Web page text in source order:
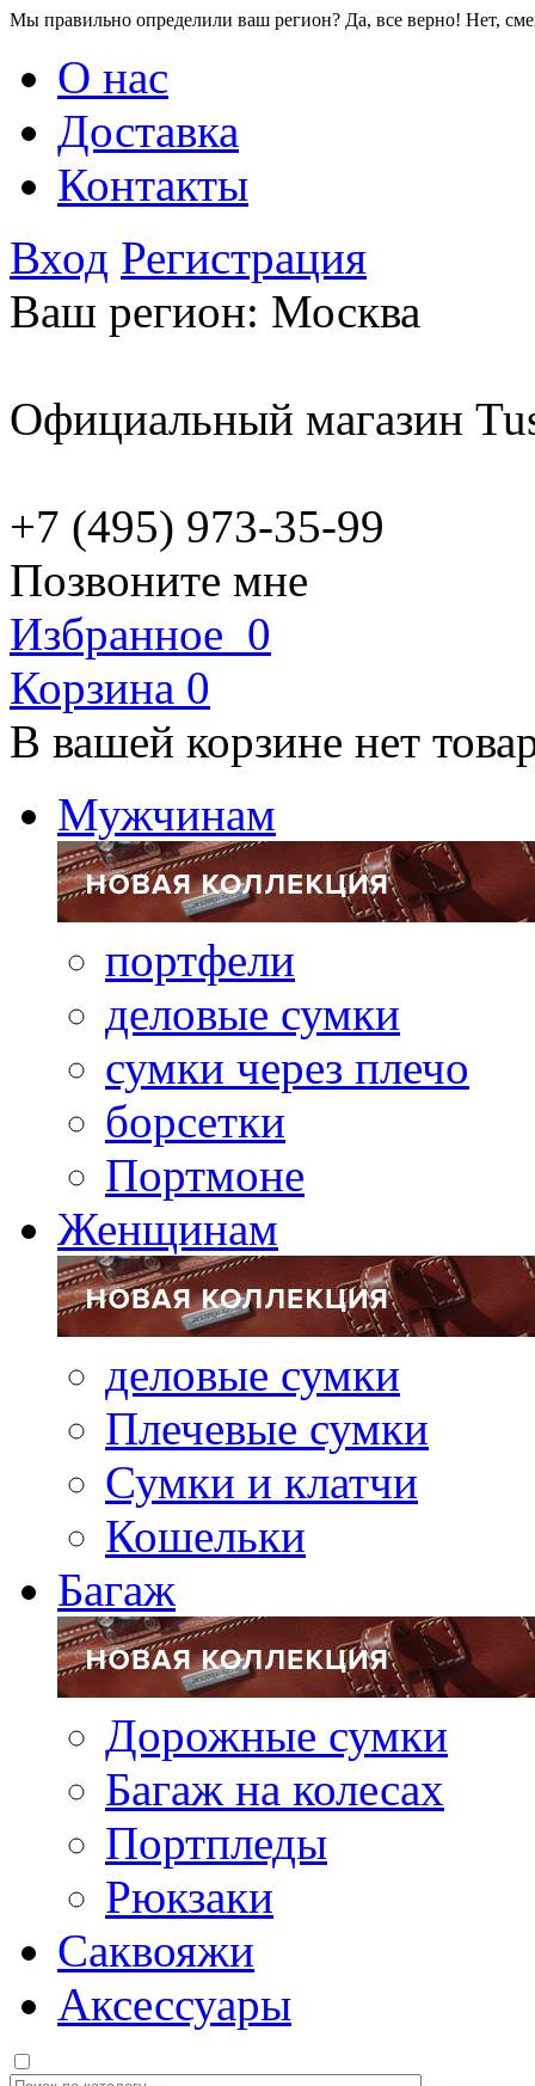
Мы правильно определили ваш регион? Да, все верно! Нет,
О нас
Доставка
Контакты
Вход Регистрация
Ваш регион: Москва
Официальный магазин
+7 (495) 973-35-99
Позвоните мне
Избранное 0
Корзина 0
В вашей корзине нет
Мужчинам
портфели
деловые сумки
сумки через плечо
борсетки
Портмоне
Женщинам
деловые сумки
Плечевые сумки
Сумки и клатчи
Кошельки
Багаж
Дорожные сумки
Багаж на колесах
Портпледы
Рюкзаки
Саквояжи
Аксессуары